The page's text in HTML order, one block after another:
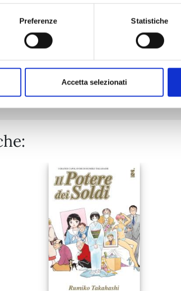
Preferenze Statistiche
Accetta selezionati
€ 7,50
Mostra tutto